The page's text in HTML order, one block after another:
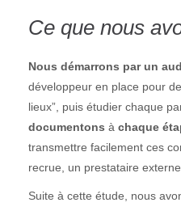
Ce que nous
Nous démarrons par un
développeur en place pour
lieux”, puis étudier chaque
documentons à chaque
transmettre facilement ces
recrue, un prestataire
Suite à cette étude, nous